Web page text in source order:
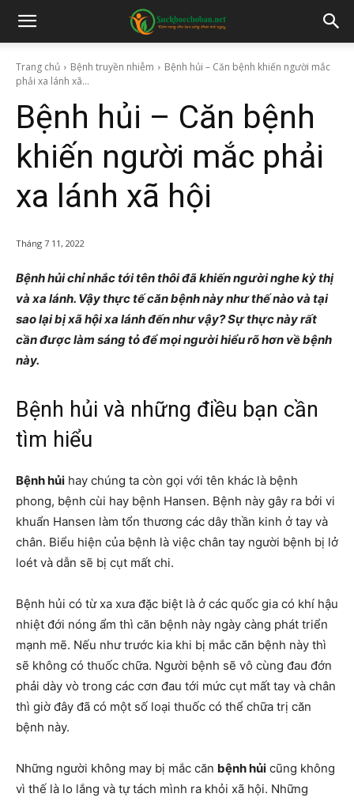
Trang chủ Bệnh truyền nhiễm
Bệnh hủi – Căn bệnh khiến người mắc
phải xa lánh xã...
Bệnh hủi – Căn bệnh
khiến người mắc phải
xa lánh xã hội
Tháng 7 11, 2022
Bệnh hủi chỉ nhắc tới tên thôi đã khiến người nghe kỳ thị
và xa lánh. Vậy thực tế căn bệnh này như thế nào và tại
sao lại bị xã hội xa lánh đến như vậy? Sự thực này rất
cần được làm sáng tỏ để mọi người hiểu rõ hơn về bệnh
này.
Bệnh hủi và những điều bạn cần
tìm hiểu
Bệnh hủi hay chúng ta còn gọi với tên khác là bệnh
phong, bệnh cùi hay bệnh Hansen. Bệnh này gây ra bởi vi
khuẩn Hansen làm tổn thương các dây thần kinh ở tay và
chân. Biểu hiện của bệnh là việc chân tay người bệnh bị lở
loét và dẫn sẽ bị cụt mất chi.
Bệnh hủi có từ xa xưa đặc biệt là ở các quốc gia có khí hậu
nhiệt đới nóng ẩm thì căn bệnh này ngày càng phát triển
mạnh mẽ. Nếu như trước kia khi bị mắc căn bệnh này thì
sẽ không có thuốc chữa. Người bệnh sẽ vô cùng đau đớn
phải dày vò trong các cơn đau tới mức cụt mất tay và chân
thì giờ đây đã có một số loại thuốc có thể chữa trị căn
bệnh này.
Những người không may bị mắc căn bệnh hủi cũng không
vì thế là lo lắng và tự tách mình ra khỏi xã hội. Những